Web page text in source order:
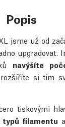
Popis
jsme už od
upgradovat.
navýšíte
si tím
tiskovými
typů filamentu